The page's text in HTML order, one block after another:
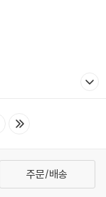
주문/배송